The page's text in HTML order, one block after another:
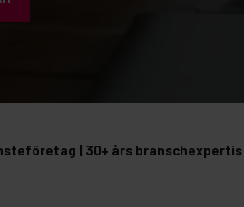
| 30+ års branschexpertis